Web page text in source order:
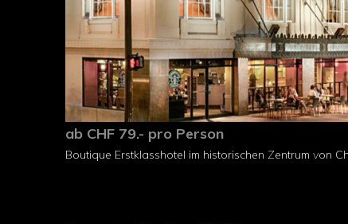
ab CHF 79.- pro Person
Boutique Erstklasshotel im historischen Zentrum von